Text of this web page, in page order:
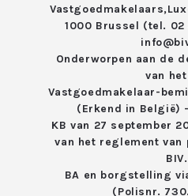
Vastgoedmakelaars,
1000 Brussel (tel.
Onderworpen aan de
van het
Vastgoedmakelaar-
(Erkend in België)
KB van 27 september
van het reglement van
BIV.
BA en borgstelling
(Polisnr.